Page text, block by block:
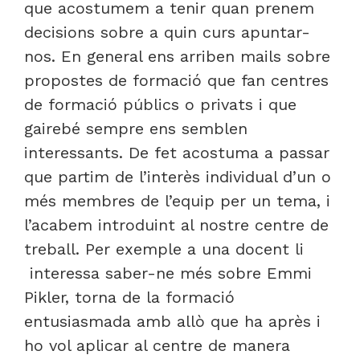
que acostumem a tenir quan prenem
decisions sobre a quin curs apuntar-
nos. En general ens arriben mails sobre
propostes de formació que fan centres
de formació públics o privats i que
gairebé sempre ens semblen
interessants. De fet acostuma a passar
que partim de l’interès individual d’un o
més membres de l’equip per un tema, i
l’acabem introduint al nostre centre de
treball. Per exemple a una docent li
interessa saber-ne més sobre Emmi
Pikler, torna de la formació
entusiasmada amb allò que ha après i
ho vol aplicar al centre de manera